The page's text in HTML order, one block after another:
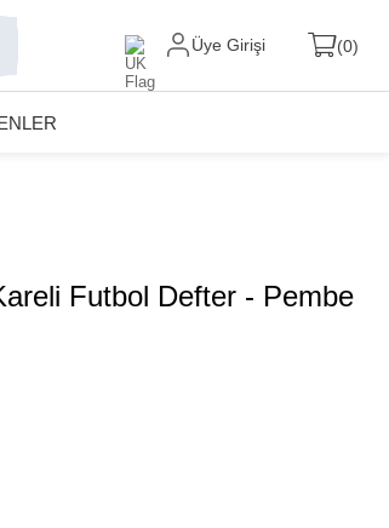
Üye Girişi 0
Futbol Defter - Pembe